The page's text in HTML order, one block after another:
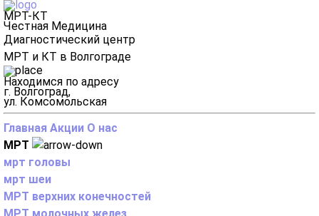
МРТ-КТ
Честная Медицина
Диагностический центр
МРТ и КТ в Волгограде
Находимся по адресу
г. Волгоград,
ул. Комсомольская
Главная Акции О нас
МРТ
мрт головы
мрт шеи
МРТ верхних конечностей